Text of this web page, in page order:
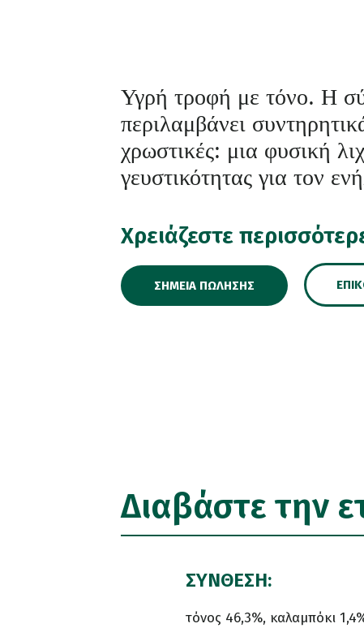
Υγρή τροφή με τόνο. Η
περιλαμβάνει
χρωστικές: μια φυσική
γευστικότητας για τον
Χρειάζεστε
ΣΗΜΕΊΑ ΠΏΛΗΣΗΣ
Διαβάστε την
ΣΥΝΘΕΣΗ:
τόνος 46,3%, καλαμπόκι